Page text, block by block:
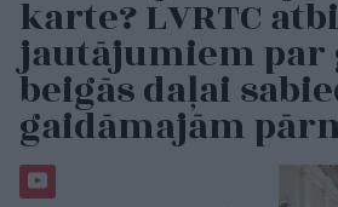
karte? LVRTC
jautājumiem par
beigās daļai
gaidāmajām